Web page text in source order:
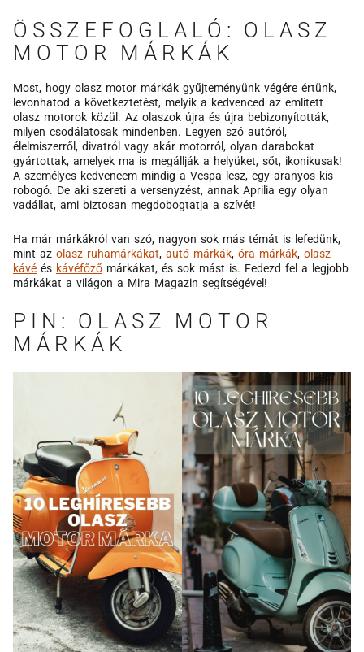
ÖSSZEFOGLALÓ: OLASZ
MOTOR MÁRKÁK
Most, hogy olasz motor márkák gyűjteményünk végére értünk,
levonhatod a következtetést, melyik a kedvenced az említett
olasz motorok közül. Az olaszok újra és újra bebizonyították,
milyen csodálatosak mindenben. Legyen szó autóról,
élelmiszerről, divatról vagy akár motorról, olyan darabokat
gyártottak, amelyek ma is megállják a helyüket, sőt, ikonikusak!
A személyes kedvencem mindig a Vespa lesz, egy aranyos kis
robogó. De aki szereti a versenyzést, annak Aprilia egy olyan
vadállat, ami biztosan megdobogtatja a szívét!
Ha már márkákról van szó, nagyon sok más témát is lefedünk,
mint az olasz ruhamárkákat, autó márkák, óra márkák, olasz
kávé és kávéfőző márkákat, és sok mást is. Fedezd fel a legjobb
márkákat a világon a Mira Magazin segítségével!
PIN: OLASZ MOTOR
MÁRKÁK